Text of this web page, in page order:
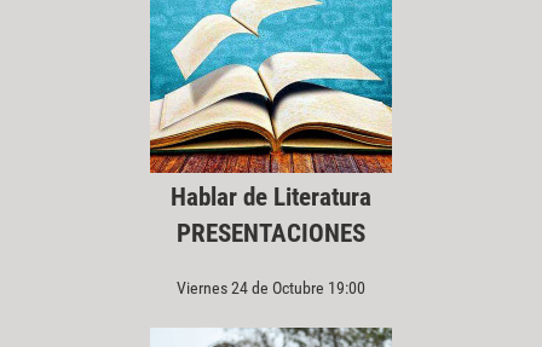
Hablar de Literatura
PRESENTACIONES
Viernes 24 de Octubre 19:00